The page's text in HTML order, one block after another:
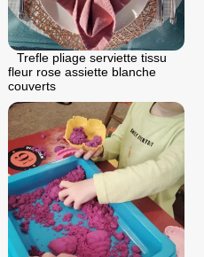
Trefle pliage serviette tissu
fleur rose assiette blanche
couverts